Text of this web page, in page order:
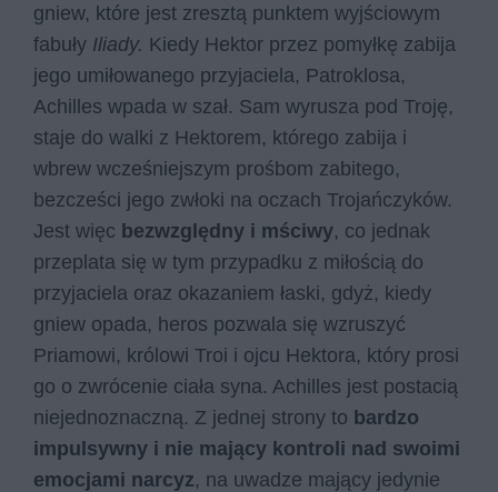
gniew, które jest zresztą punktem wyjściowym
fabuły Iliady. Kiedy Hektor przez pomyłkę zabija
jego umiłowanego przyjaciela, Patroklosa,
Achilles wpada w szał. Sam wyrusza pod Troję,
staje do walki z Hektorem, którego zabija i
wbrew wcześniejszym prośbom zabitego,
bezcześci jego zwłoki na oczach Trojańczyków.
Jest więc bezwzględny i mściwy, co jednak
przeplata się w tym przypadku z miłością do
przyjaciela oraz okazaniem łaski, gdyż, kiedy
gniew opada, heros pozwala się wzruszyć
Priamowi, królowi Troi i ojcu Hektora, który prosi
go o zwrócenie ciała syna. Achilles jest postacią
niejednoznaczną. Z jednej strony to bardzo
impulsywny i nie mający kontroli nad swoimi
emocjami narcyz, na uwadze mający jedynie